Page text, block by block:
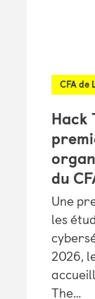
CFA de
Hack
du
Une
les
2026,
The…